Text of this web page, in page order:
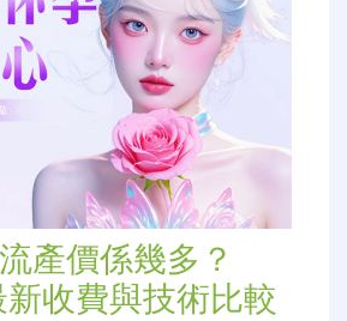
產價係幾多？
收費與技術比較